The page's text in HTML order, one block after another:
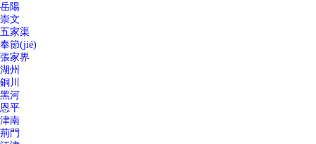
岳陽
崇文
五家渠
奉節(jié)
張家界
湖州
銅川
黑河
恩平
津南
荊門